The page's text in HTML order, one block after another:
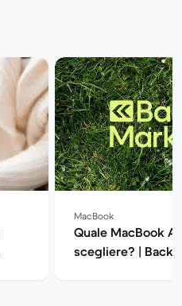
MacBook
Quale MacBook
scegliere? | Back